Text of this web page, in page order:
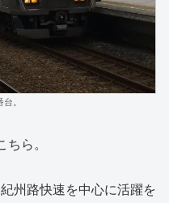
。
ら。
州路快速を中心に活躍を